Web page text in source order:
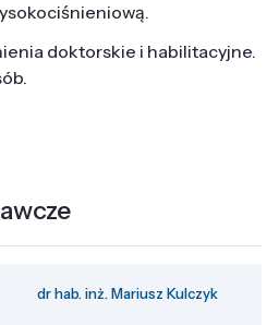
doktorskie i habilitacyjne.
dr hab. inż. Mariusz Kulczyk